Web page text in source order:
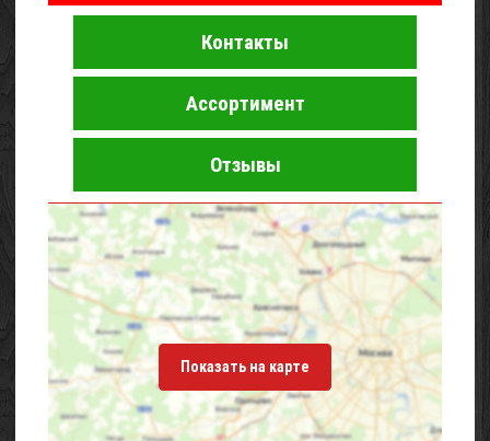
Контакты
Ассортимент
Отзывы